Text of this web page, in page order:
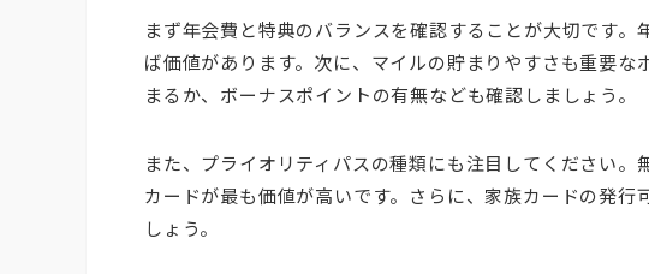
まず年会費と特典のバランスを確認することが大切です
ば価値があります。次に、マイルの貯まりやすさも重要
まるか、ボーナスポイントの有無なども確認しましょう。
また、プライオリティパスの種類にも注目してください
カードが最も価値が高いです。さらに、家族カードの発
しょう。